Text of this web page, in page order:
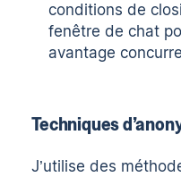
conditions de
fenêtre de chat
avantage
Techniques
J’utilise des